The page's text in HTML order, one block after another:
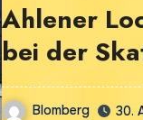
Ahlener
bei der
Blomberg 30.